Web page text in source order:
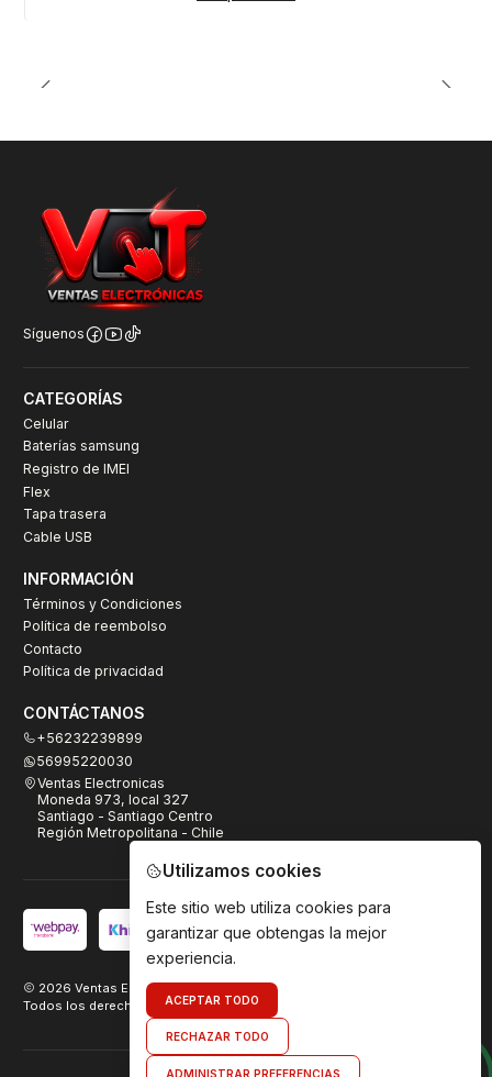
Síguenos
CATEGORÍAS
Celular
Baterías samsung
Registro de IMEI
Flex
Tapa trasera
Cable USB
INFORMACIÓN
Términos y Condiciones
Política de reembolso
Contacto
Política de privacidad
CONTÁCTANOS
+56232239899
56995220030
Ventas Electronicas
Moneda 973, local 327
Santiago - Santiago Centro
Región Metropolitana - Chile
2026 Ventas Electrónicas.
Todos los derechos reservados. Desarrollado por
Utilizamos cookies
Este sitio web utiliza cookies para
garantizar que obtengas la mejor
experiencia.
ACEPTAR TODO
RECHAZAR TODO
ADMINISTRAR PREFERENCIAS